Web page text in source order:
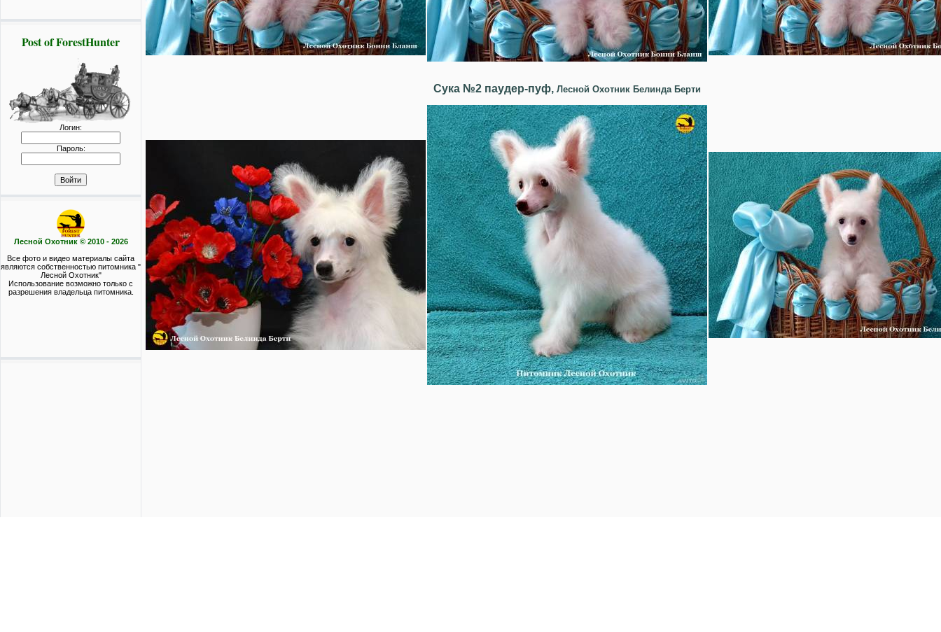
Post of ForestHunter
Логин:
Пароль:
Лесной Охотник © 2010 - 2026
Все фото и видео материалы сайта
являются собственностью питомника "
Лесной Охотник"
Использование возможно только с
разрешения владельца питомника.
Сука №2 паудер-пуф, Лесной Охотник Белинда Берти